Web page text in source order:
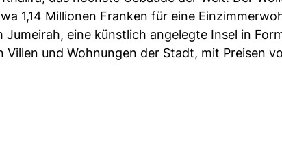
1,14 Millionen Franken für eine
eine künstlich angelegte Insel in
und Wohnungen der Stadt, mit Preisen